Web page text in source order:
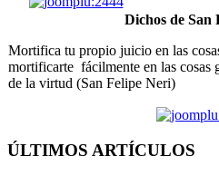
Dichos de San
Mortifica tu propio juicio en las
mortificarte fácilmente en las cosas
de la virtud (San Felipe Neri)
ÚLTIMOS ARTÍCULOS